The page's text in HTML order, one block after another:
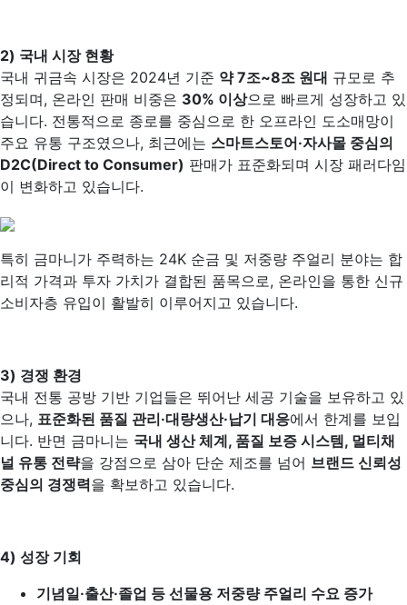
2) 국내 시장 현황
국내 귀금속 시장은 2024년 기준 약 7조~8조 원대 규모로 추
정되며, 온라인 판매 비중은 30% 이상으로 빠르게 성장하고 있
습니다. 전통적으로 종로를 중심으로 한 오프라인 도소매망이
주요 유통 구조였으나, 최근에는 스마트스토어·자사몰 중심의
D2C(Direct to Consumer) 판매가 표준화되며 시장 패러다임
이 변화하고 있습니다.
특히 금마니가 주력하는 24K 순금 및 저중량 주얼리 분야는 합
리적 가격과 투자 가치가 결합된 품목으로, 온라인을 통한 신규
소비자층 유입이 활발히 이루어지고 있습니다.
3) 경쟁 환경
국내 전통 공방 기반 기업들은 뛰어난 세공 기술을 보유하고 있
으나, 표준화된 품질 관리·대량생산·납기 대응에서 한계를 보입
니다. 반면 금마니는 국내 생산 체계, 품질 보증 시스템, 멀티채
널 유통 전략을 강점으로 삼아 단순 제조를 넘어 브랜드 신뢰성
중심의 경쟁력을 확보하고 있습니다.
4) 성장 기회
기념일·출산·졸업 등 선물용 저중량 주얼리 수요 증가